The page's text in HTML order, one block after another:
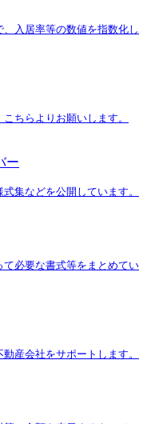
入居率等の数値を指数化し
ちらよりお願いします。
ー
集などを公開しています。
必要な書式等をまとめてい
産会社をサポートします。